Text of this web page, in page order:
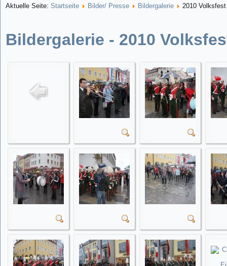
Aktuelle Seite: Startseite Bilder/ Presse Bildergalerie 2010 Volksfest
Bildergalerie - 2010